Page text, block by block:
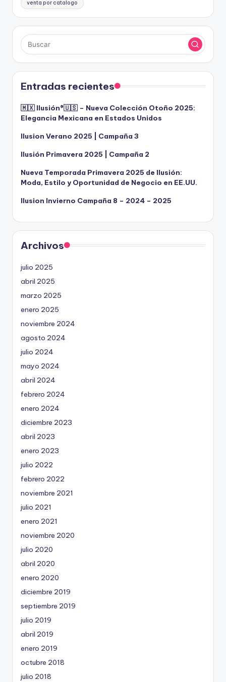
venta por catalogo
Entradas recientes
🇲🇽 Ilusión®️🇺🇸 – Nueva Colección Otoño 2025:
Elegancia Mexicana en Estados Unidos
Ilusion Verano 2025 | Campaña 3
Ilusión Primavera 2025 | Campaña 2
Nueva Temporada Primavera 2025 de Ilusión:
Moda, Estilo y Oportunidad de Negocio en EE.UU.
Ilusion Invierno Campaña 8 – 2024 – 2025
Archivos
julio 2025
abril 2025
marzo 2025
enero 2025
noviembre 2024
agosto 2024
julio 2024
mayo 2024
abril 2024
febrero 2024
enero 2024
diciembre 2023
abril 2023
enero 2023
julio 2022
febrero 2022
noviembre 2021
julio 2021
enero 2021
noviembre 2020
julio 2020
abril 2020
enero 2020
diciembre 2019
septiembre 2019
julio 2019
abril 2019
enero 2019
octubre 2018
julio 2018